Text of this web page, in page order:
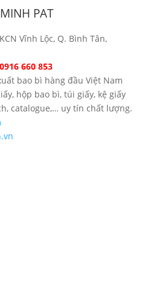
PAT
Vĩnh Lộc, Q. Bình Tân,
660 853
bao bì hàng đầu Việt Nam
hộp bao bì, túi giấy, kệ giấy
catalogue,… uy tín chất lượng.